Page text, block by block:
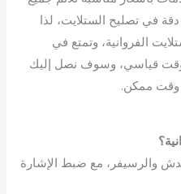
في تصليح الستلايت، لذا
الفروانية، وتمتع في
قياسي، وسوف نصل إليك
وقت ممكن.
والرسيفر، مع ضبط الإشارة